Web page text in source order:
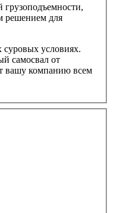
грузоподъемности,
решением для
суровых условиях.
самосвал от
вашу компанию всем